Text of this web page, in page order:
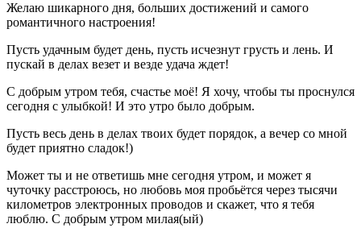
Желаю шикарного дня, больших достижений и самого
романтичного настроения!
Пусть удачным будет день, пусть исчезнут грусть и лень. И
пускай в делах везет и везде удача ждет!
С добрым утром тебя, счастье моё! Я хочу, чтобы ты проснулся
сегодня с улыбкой! И это утро было добрым.
Пусть весь день в делах твоих будет порядок, а вечер со мной
будет приятно сладок!)
Может ты и не ответишь мне сегодня утром, и может я
чуточку расстроюсь, но любовь моя пробьётся через тысячи
километров электронных проводов и скажет, что я тебя
люблю. С добрым утром милая(ый)